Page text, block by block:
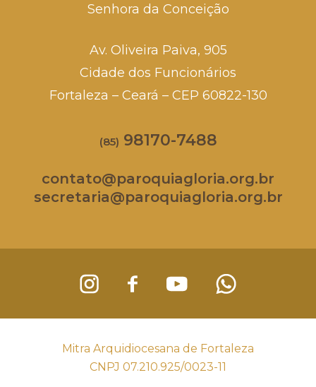
Senhora da Conceição
Av. Oliveira Paiva, 905
Cidade dos Funcionários
Fortaleza – Ceará – CEP 60822-130
(85) 98170-7488
contato@paroquiagloria.org.br
secretaria@paroquiagloria.org.br
Mitra Arquidiocesana de Fortaleza
CNPJ 07.210.925/0023-11